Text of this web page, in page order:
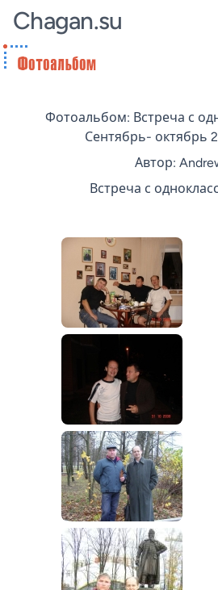
Chagan.su
Фотоальбом: Встреча с
Сентябрь- октябрь
Автор:
Встреча с